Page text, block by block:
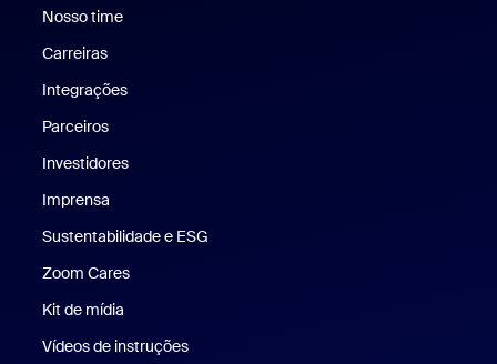
Nosso time
Carreiras
Integrações
Parceiros
Investidores
Imprensa
Sustentabilidade e ESG
Zoom Cares
Kit de mídia
Vídeos de instruções